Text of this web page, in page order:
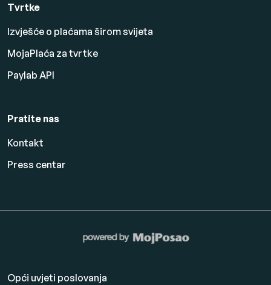
Tvrtke
Izvješće o plaćama širom svijeta
MojaPlaća za tvrtke
Paylab API
Pratite nas
Kontakt
Press centar
Opći uvjeti poslovanja